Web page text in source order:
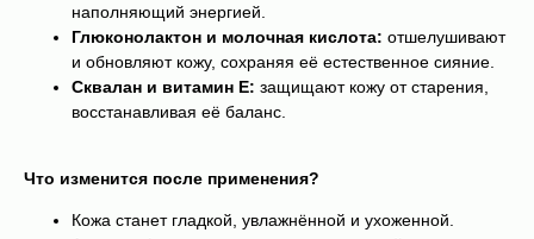
наполняющий энергией.
Глюконолактон и молочная кислота: отшелушивают
и обновляют кожу, сохраняя её естественное сияние.
Сквалан и витамин Е: защищают кожу от старения,
восстанавливая её баланс.
Что изменится после применения?
Кожа станет гладкой, увлажнённой и ухоженной.